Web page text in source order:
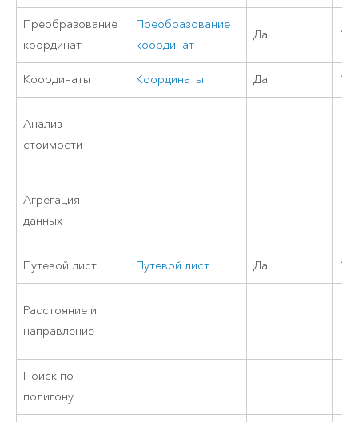
Преобразование
координат
Преобразование
координат
Да
Координаты Координаты Да
Анализ
стоимости
Агрегация
данных
Путевой лист Путевой лист Да
Расстояние и
направление
Поиск по
полигону